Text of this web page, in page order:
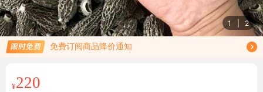
1 2
限时免费订阅羊肚菌行情趋势
免费订阅商品降价通知
¥220